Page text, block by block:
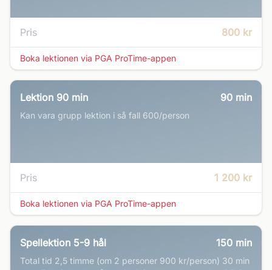
Pris 800 kr
Boka lektionen via PGA ProTime-appen
Lektion 90 min 90 min
Kan vara grupp lektion i så fall 600/person
Pris 1 200 kr
Boka lektionen via PGA ProTime-appen
Spellektion 5-9 hål 150 min
Total tid 2,5 timme (om 2 personer 900 kr/person) 30 min